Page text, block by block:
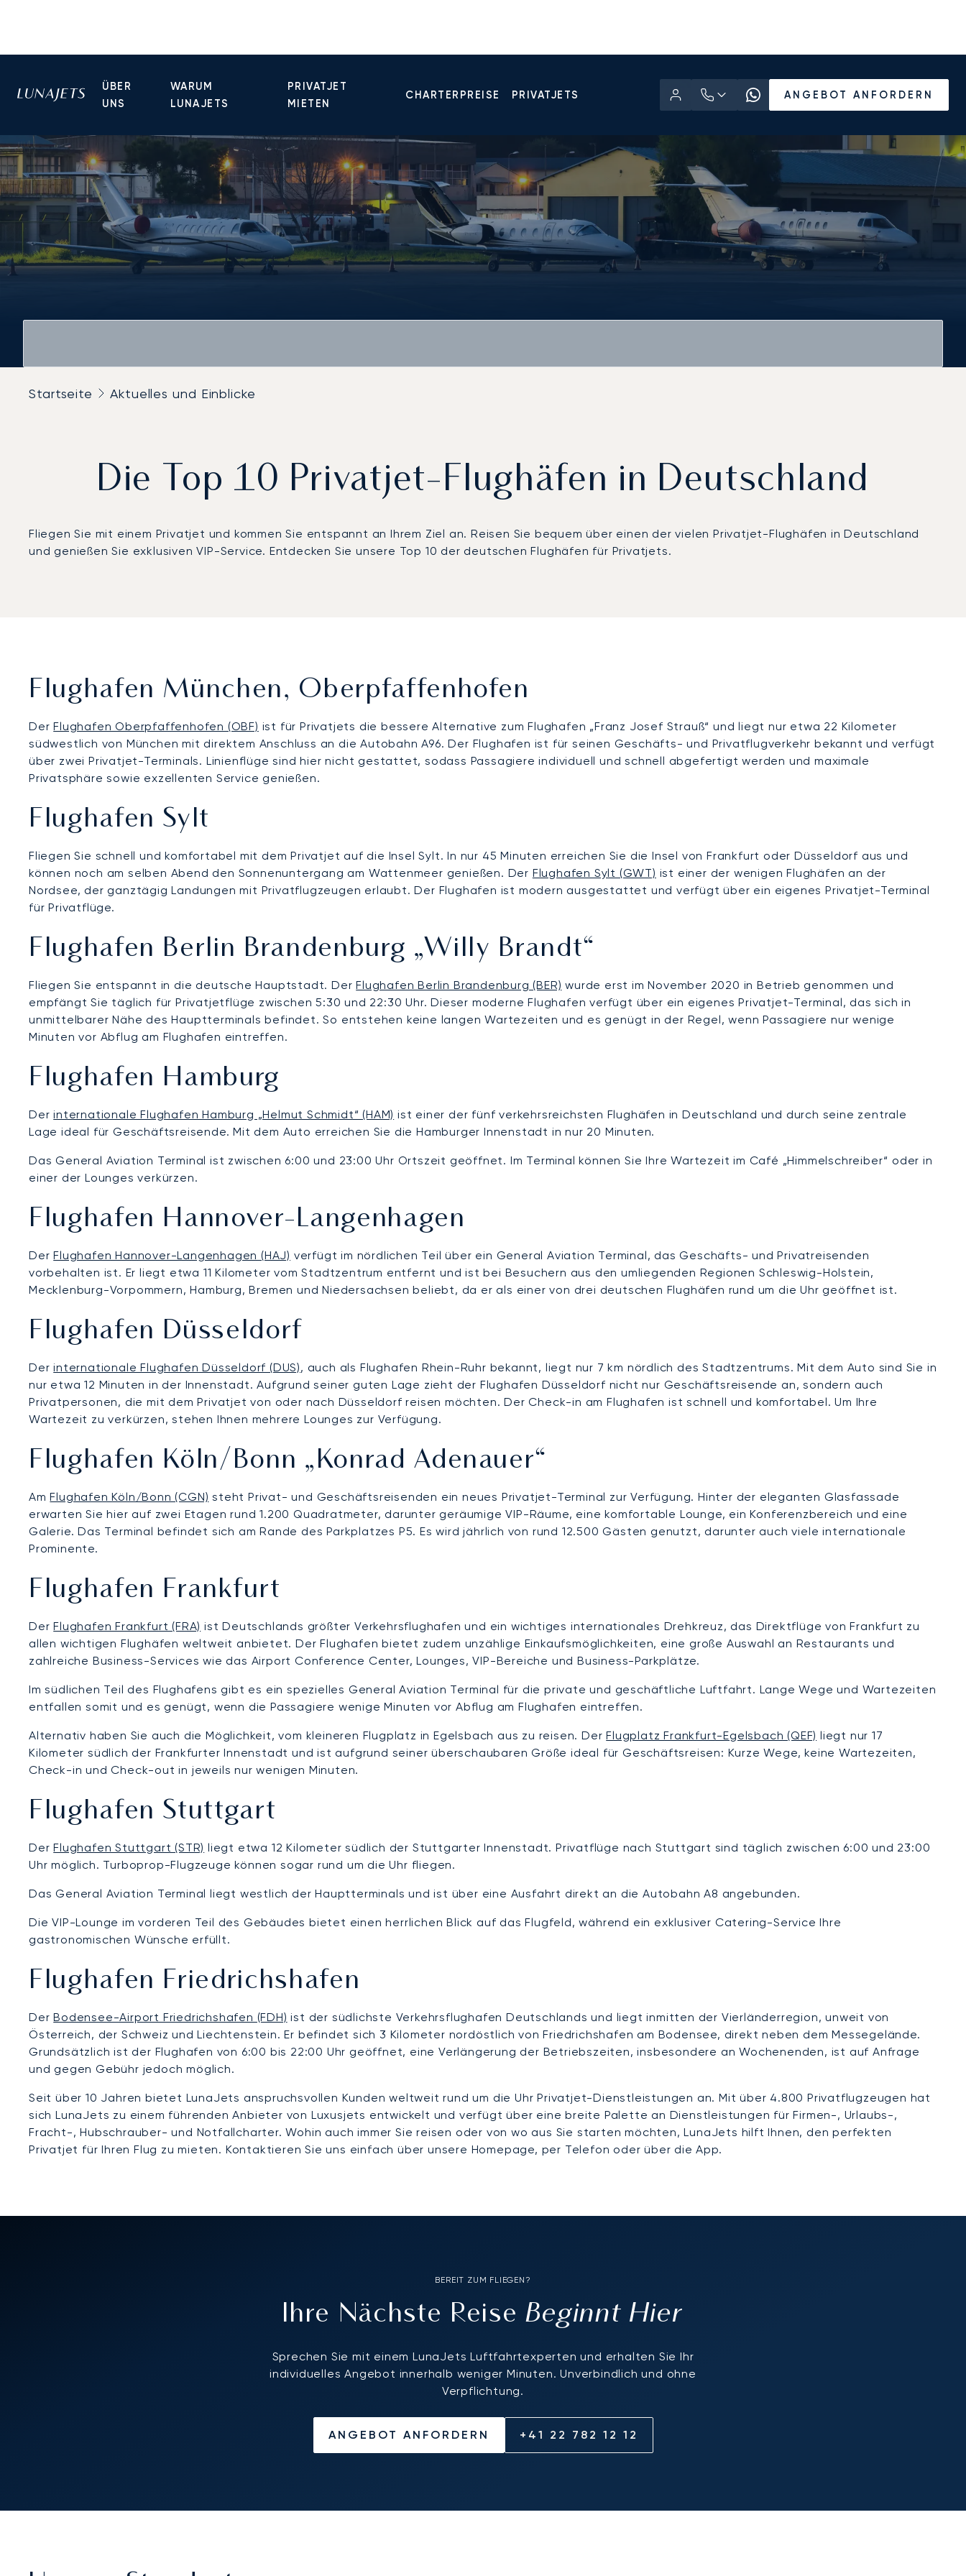
ÜBER
UNS
WARUM
LUNAJETS
PRIVATJET
MIETEN
CHARTERPREISE PRIVATJETS ANGEBOT ANFORDERN
Startseite Aktuelles und Einblicke
Die Top 10 Privatjet-Flughäfen in Deutschland
Fliegen Sie mit einem Privatjet und kommen Sie entspannt an Ihrem Ziel an. Reisen Sie bequem über einen der vielen Privatjet-Flughäfen in Deutschland
und genießen Sie exklusiven VIP-Service. Entdecken Sie unsere Top 10 der deutschen Flughäfen für Privatjets.
Flughafen München, Oberpfaffenhofen
DerFlughafen Oberpfaffenhofen (OBF) ist für Privatjets die bessere Alternative zum Flughafen „Franz Josef Strauß“ und liegt nur etwa 22 Kilometer
südwestlich von München mit direktem Anschluss an die Autobahn A96. Der Flughafen ist für seinen Geschäfts- und Privatflugverkehr bekannt und verfügt
über zwei Privatjet-Terminals. Linienflüge sind hier nicht gestattet, sodass Passagiere individuell und schnell abgefertigt werden und maximale
Privatsphäre sowie exzellenten Service genießen.
Flughafen Sylt
Fliegen Sie schnell und komfortabel mit dem Privatjet auf die Insel Sylt. In nur 45 Minuten erreichen Sie die Insel von Frankfurt oder Düsseldorf aus und
können noch am selben Abend den Sonnenuntergang am Wattenmeer genießen. Der Flughafen Sylt (GWT) ist einer der wenigen Flughäfen an der
Nordsee, der ganztägig Landungen mit Privatflugzeugen erlaubt. Der Flughafen ist modern ausgestattet und verfügt über ein eigenes Privatjet-Terminal
für Privatflüge.
Flughafen Berlin Brandenburg „Willy Brandt“
Fliegen Sie entspannt in die deutsche Hauptstadt. DerFlughafen Berlin Brandenburg (BER) wurde erst im November 2020 in Betrieb genommen und
empfängt Sie täglich für Privatjetflüge zwischen 5:30 und 22:30 Uhr. Dieser moderne Flughafen verfügt über ein eigenes Privatjet-Terminal, das sich in
unmittelbarer Nähe des Hauptterminals befindet. So entstehen keine langen Wartezeiten und es genügt in der Regel, wenn Passagiere nur wenige
Minuten vor Abflug am Flughafen eintreffen.
Flughafen Hamburg
Derinternationale Flughafen Hamburg „Helmut Schmidt“ (HAM) ist einer der fünf verkehrsreichsten Flughäfen in Deutschland und durch seine zentrale
Lage ideal für Geschäftsreisende. Mit dem Auto erreichen Sie die Hamburger Innenstadt in nur 20 Minuten.
Das General Aviation Terminal ist zwischen 6:00 und 23:00 Uhr Ortszeit geöffnet. Im Terminal können Sie Ihre Wartezeit im Café „Himmelschreiber“ oder in
einer der Lounges verkürzen.
Flughafen Hannover-Langenhagen
DerFlughafen Hannover-Langenhagen (HAJ) verfügt im nördlichen Teil über ein General Aviation Terminal, das Geschäfts- und Privatreisenden
vorbehalten ist. Er liegt etwa 11 Kilometer vom Stadtzentrum entfernt und ist bei Besuchern aus den umliegenden Regionen Schleswig-Holstein,
Mecklenburg-Vorpommern, Hamburg, Bremen und Niedersachsen beliebt, da er als einer von drei deutschen Flughäfen rund um die Uhr geöffnet ist.
Flughafen Düsseldorf
Derinternationale Flughafen Düsseldorf (DUS), auch als Flughafen Rhein-Ruhr bekannt, liegt nur 7 km nördlich des Stadtzentrums. Mit dem Auto sind Sie in
nur etwa 12 Minuten in der Innenstadt. Aufgrund seiner guten Lage zieht der Flughafen Düsseldorf nicht nur Geschäftsreisende an, sondern auch
Privatpersonen, die mit dem Privatjet von oder nach Düsseldorf reisen möchten. Der Check-in am Flughafen ist schnell und komfortabel. Um Ihre
Wartezeit zu verkürzen, stehen Ihnen mehrere Lounges zur Verfügung.
Flughafen Köln/Bonn „Konrad Adenauer“
AmFlughafen Köln/Bonn (CGN) steht Privat- und Geschäftsreisenden ein neues Privatjet-Terminal zur Verfügung. Hinter der eleganten Glasfassade
erwarten Sie hier auf zwei Etagen rund 1.200 Quadratmeter, darunter geräumige VIP-Räume, eine komfortable Lounge, ein Konferenzbereich und eine
Galerie. Das Terminal befindet sich am Rande des Parkplatzes P5. Es wird jährlich von rund 12.500 Gästen genutzt, darunter auch viele internationale
Prominente.
Flughafen Frankfurt
DerFlughafen Frankfurt (FRA) ist Deutschlands größter Verkehrsflughafen und ein wichtiges internationales Drehkreuz, das Direktflüge von Frankfurt zu
allen wichtigen Flughäfen weltweit anbietet. Der Flughafen bietet zudem unzählige Einkaufsmöglichkeiten, eine große Auswahl an Restaurants und
zahlreiche Business-Services wie das Airport Conference Center, Lounges, VIP-Bereiche und Business-Parkplätze.
Im südlichen Teil des Flughafens gibt es ein spezielles General Aviation Terminal für die private und geschäftliche Luftfahrt. Lange Wege und Wartezeiten
entfallen somit und es genügt, wenn die Passagiere wenige Minuten vor Abflug am Flughafen eintreffen.
Alternativ haben Sie auch die Möglichkeit, vom kleineren Flugplatz in Egelsbach aus zu reisen. DerFlugplatz Frankfurt-Egelsbach (QEF) liegt nur 17
Kilometer südlich der Frankfurter Innenstadt und ist aufgrund seiner überschaubaren Größe ideal für Geschäftsreisen: Kurze Wege, keine Wartezeiten,
Check-in und Check-out in jeweils nur wenigen Minuten.
Flughafen Stuttgart
DerFlughafen Stuttgart (STR) liegt etwa 12 Kilometer südlich der Stuttgarter Innenstadt. Privatflüge nach Stuttgart sind täglich zwischen 6:00 und 23:00
Uhr möglich. Turboprop-Flugzeuge können sogar rund um die Uhr fliegen.
Das General Aviation Terminal liegt westlich der Hauptterminals und ist über eine Ausfahrt direkt an die Autobahn A8 angebunden.
Die VIP-Lounge im vorderen Teil des Gebäudes bietet einen herrlichen Blick auf das Flugfeld, während ein exklusiver Catering-Service Ihre
gastronomischen Wünsche erfüllt.
Flughafen Friedrichshafen
DerBodensee-Airport Friedrichshafen (FDH) ist der südlichste Verkehrsflughafen Deutschlands und liegt inmitten der Vierländerregion, unweit von
Österreich, der Schweiz und Liechtenstein. Er befindet sich 3 Kilometer nordöstlich von Friedrichshafen am Bodensee, direkt neben dem Messegelände.
Grundsätzlich ist der Flughafen von 6:00 bis 22:00 Uhr geöffnet, eine Verlängerung der Betriebszeiten, insbesondere an Wochenenden, ist auf Anfrage
und gegen Gebühr jedoch möglich.
Seit über 10 Jahren bietet LunaJets anspruchsvollen Kunden weltweit rund um die Uhr Privatjet-Dienstleistungen an. Mit über 4.800 Privatflugzeugen hat
sich LunaJets zu einem führenden Anbieter von Luxusjets entwickelt und verfügt über eine breite Palette an Dienstleistungen für Firmen-, Urlaubs-,
Fracht-, Hubschrauber- und Notfallcharter. Wohin auch immer Sie reisen oder von wo aus Sie starten möchten, LunaJets hilft Ihnen, den perfekten
Privatjet für Ihren Flug zu mieten. Kontaktieren Sie uns einfach über unsere Homepage, per Telefon oder über die App.
BEREIT ZUM FLIEGEN?
Ihre Nächste ReiseBeginnt Hier
Sprechen Sie mit einem LunaJets Luftfahrtexperten und erhalten Sie Ihr
individuelles Angebot innerhalb weniger Minuten. Unverbindlich und ohne
Verpflichtung.
ANGEBOT ANFORDERN +41 22 782 12 12